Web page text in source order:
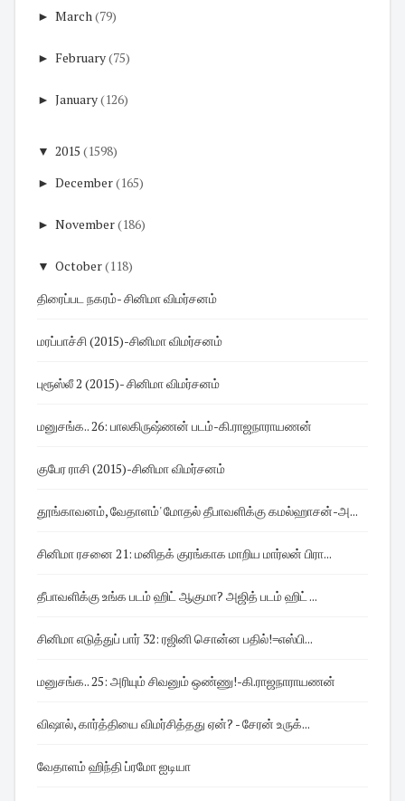
► March(79)
► February(75)
► January(126)
▼ 2015 (1598)
► December(165)
► November(186)
▼ October(118)
திரைப்பட நகரம்- சினிமா விமர்சனம்
மரப்பாச்சி (2015)-சினிமா விமர்சனம்
புரூஸ்லீ 2 (2015)- சினிமா விமர்சனம்
மனுசங்க.. 26: பாலகிருஷ்ணன் படம்-கி.ராஜநாராயணன்
குபேர ராசி (2015)-சினிமா விமர்சனம்
தூங்காவனம், வேதாளம்' மோதல் தீபாவளிக்கு கமல்ஹாசன்-அ...
சினிமா ரசனை 21: மனிதக் குரங்காக மாறிய மார்லன் பிரா...
தீபாவளிக்கு உங்க படம் ஹிட் ஆகுமா? அஜித் படம் ஹிட் ...
சினிமா எடுத்துப் பார் 32: ரஜினி சொன்ன பதில்!=எஸ்பி...
மனுசங்க.. 25: அரியும் சிவனும் ஒண்ணு!-கி.ராஜநாராயணன்
விஷால், கார்த்தியை விமர்சித்தது ஏன்? - சேரன் உருக்...
வேதாளம் ஹிந்தி ப்ரமோ ஐடியா